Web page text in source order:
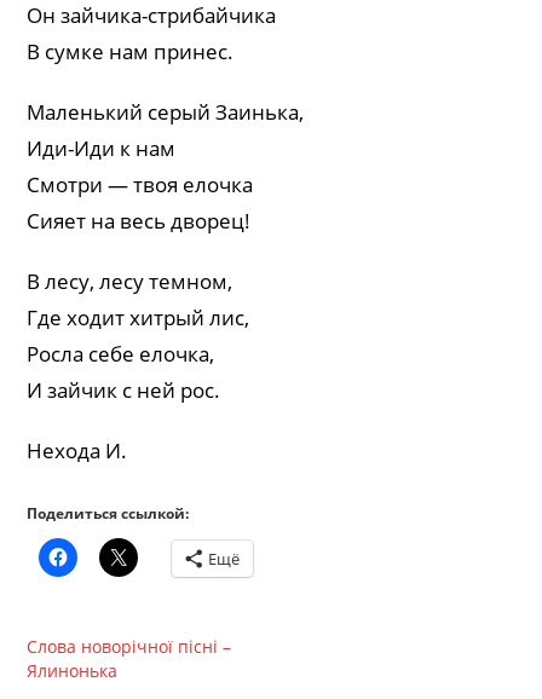
Он зайчика-стрибайчика
В сумке нам принес.
Маленький серый Заинька,
Иди-Иди к нам
Смотри — твоя елочка
Сияет на весь дворец!
В лесу, лесу темном,
Где ходит хитрый лис,
Росла себе елочка,
И зайчик с ней рос.
Нехода И.
Поделиться ссылкой:
Ещё
Слова новорічної пісні –
Ялинонька